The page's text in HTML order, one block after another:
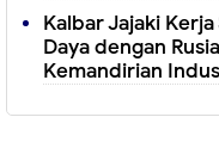
Kalbar Jajaki
Daya dengan
Kemandirian